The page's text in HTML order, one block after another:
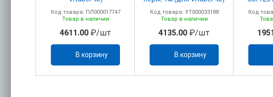
Код товара: ПЛ000017747
Товар в наличии
4611.00 ₽/шт
В корзину
Код товара: УТ000033188
Товар в наличии
4135.00 ₽/шт
В корзину
Код